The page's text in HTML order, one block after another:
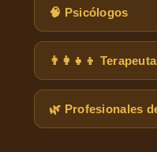
🧠 Psicólogos
👨‍👩‍👧‍👦
🌿 Profesionales